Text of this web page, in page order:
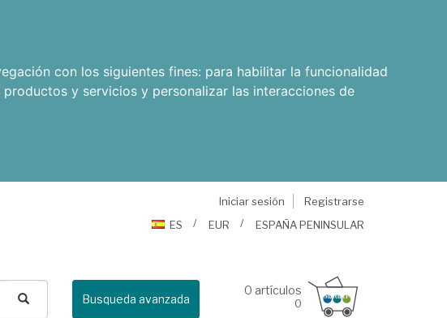
con los siguientes fines: para habilitar la funcionalidad
y servicios y personalizar las interacciones de
Iniciar sesión
Registrarse
ES
EUR ESPAÑA PENINSULAR
Busqueda avanzada
0 artículos
0